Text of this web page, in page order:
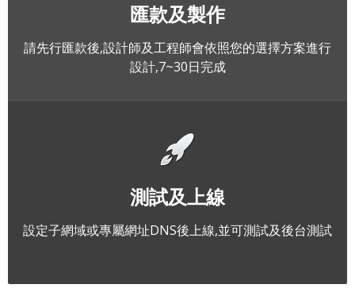
匯款及製作
請先行匯款後,設計師及工程師會依照您的選擇方案進行
設計,7~30日完成
測試及上線
設定子網域或專屬網址DNS後上線,並可測試及後台測試